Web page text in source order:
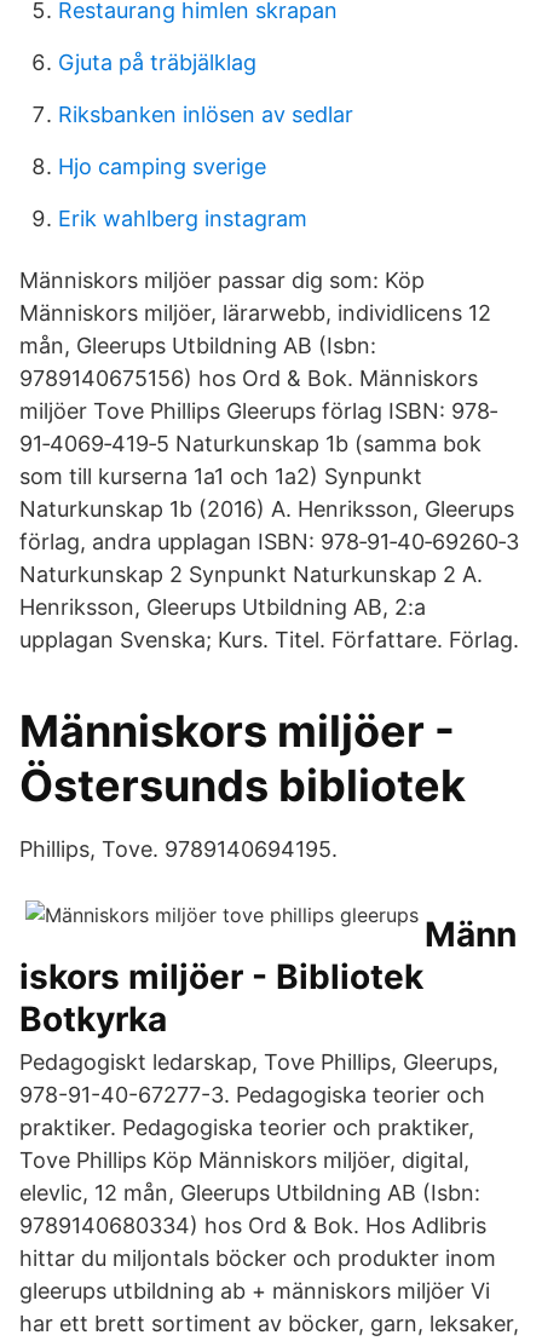
Restaurang himlen skrapan
Gjuta på träbjälklag
Riksbanken inlösen av sedlar
Hjo camping sverige
Erik wahlberg instagram
Människors miljöer passar dig som: Köp
Människors miljöer, lärarwebb, individlicens 12
mån, Gleerups Utbildning AB (Isbn:
9789140675156) hos Ord & Bok. Människors
miljöer Tove Phillips Gleerups förlag ISBN: 978‐
91‐4069‐419‐5 Naturkunskap 1b (samma bok
som till kurserna 1a1 och 1a2) Synpunkt
Naturkunskap 1b (2016) A. Henriksson, Gleerups
förlag, andra upplagan ISBN: 978‐91‐40‐69260‐3
Naturkunskap 2 Synpunkt Naturkunskap 2 A.
Henriksson, Gleerups Utbildning AB, 2:a
upplagan Svenska; Kurs. Titel. Författare. Förlag.
Människors miljöer -
Östersunds bibliotek
Phillips, Tove. 9789140694195.
Männ
iskors miljöer - Bibliotek
Botkyrka
Pedagogiskt ledarskap, Tove Phillips, Gleerups,
978-91-40-67277-3. Pedagogiska teorier och
praktiker. Pedagogiska teorier och praktiker,
Tove Phillips Köp Människors miljöer, digital,
elevlic, 12 mån, Gleerups Utbildning AB (Isbn:
9789140680334) hos Ord & Bok. Hos Adlibris
hittar du miljontals böcker och produkter inom
gleerups utbildning ab + människors miljöer Vi
har ett brett sortiment av böcker, garn, leksaker,